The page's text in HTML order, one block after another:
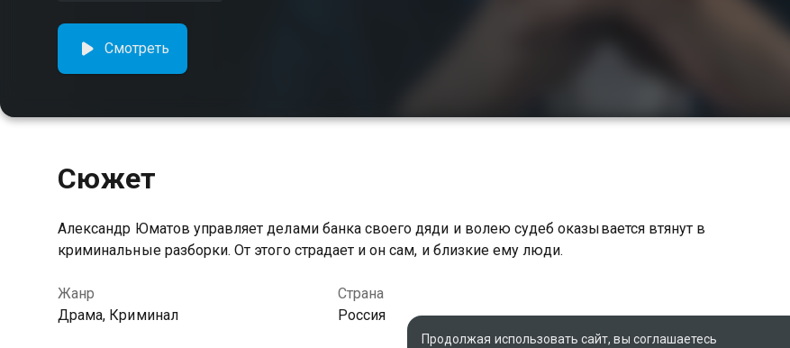
Смотреть
Сюжет
Александр Юматов управляет делами банка своего дяди и волею судеб оказывается втянут в
криминальные разборки. От этого страдает и он сам, и близкие ему люди.
Жанр
Драма, Криминал
Страна
Россия
Продолжая использовать сайт, вы соглашаетесь